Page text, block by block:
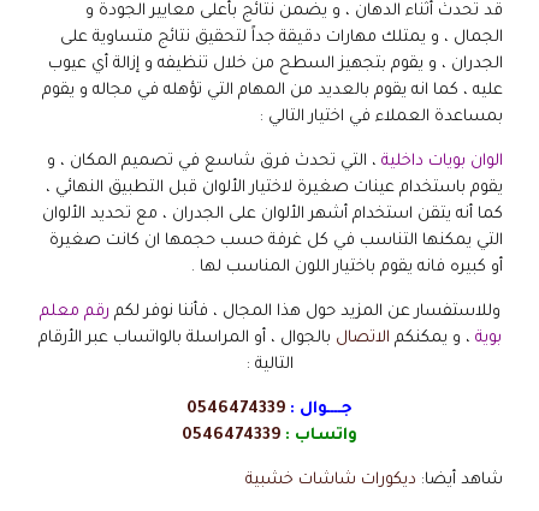
قد تحدث أثناء الدهان ، و يضمن نتائج بأعلى معايير الجودة و
الجمال ، و يمتلك مهارات دقيقة جداً لتحقيق نتائج متساوية على
الجدران ، و يقوم بتجهيز السطح من خلال تنظيفه و إزالة أي عيوب
عليه ، كما انه يقوم بالعديد من المهام التي تؤهله في مجاله و يقوم
بمساعدة العملاء في اختيار التالي :
الوان بويات داخلية ، التي تحدث فرق شاسع في تصميم المكان ، و
يقوم باستخدام عينات صغيرة لاختيار الألوان قبل التطبيق النهائي ،
كما أنه يتقن استخدام أشهر الألوان على الجدران ، مع تحديد الألوان
التي يمكنها التناسب في كل غرفة حسب حجمها ان كانت صغيرة
أو كبيره فانه يقوم باختيار اللون المناسب لها .
وللاستفسار عن المزيد حول هذا المجال ، فأننا نوفر لكم رقم معلم
بوية ، و يمكنكم الاتصال بالجوال ، أو المراسلة بالواتساب عبر الأرقام
التالية :
جــــوال : 0546474339
واتساب : 0546474339
شاهد أيضا: ديكورات شاشات خشبية